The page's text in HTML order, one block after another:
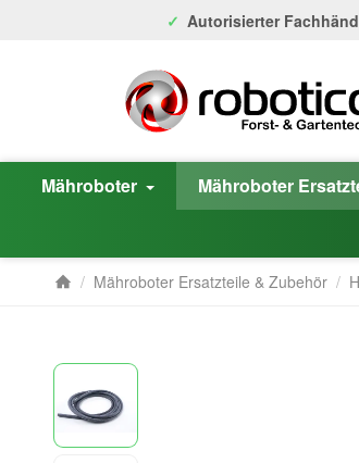
Autorisierter
Mähroboter Mähroboter
/ Mähroboter Ersatzteile & Zubehör /